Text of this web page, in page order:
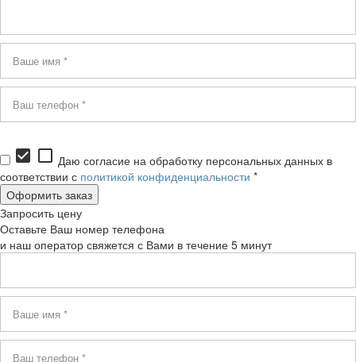
check_box check_box_outline_blank Даю согласие на обработку персональных данных в
соответствии с политикой конфиденциальности *
Запросить цену
Оставьте Ваш номер телефона
и наш оператор свяжется с Вами в течение 5 минут